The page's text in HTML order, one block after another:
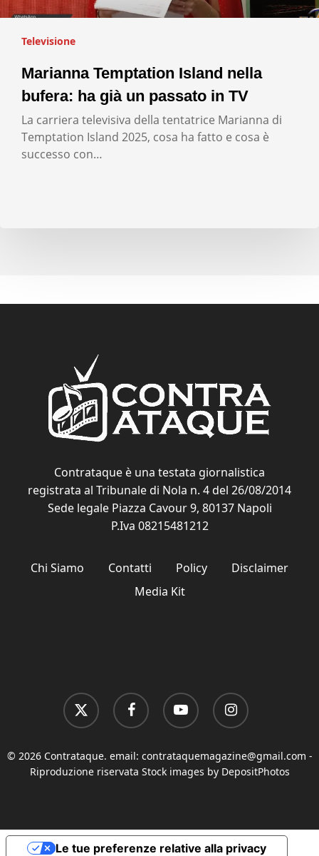
Televisione
Marianna Temptation Island nella
bufera: ha già un passato in TV
La carriera televisiva della tentatrice Marianna di
Temptation Island 2025, cosa ha fatto e cosa è
successo con…
Contrataque è una testata giornalistica
registrata al Tribunale di Nola n. 4 del 26/08/2014
Sede legale Piazza Cavour 9, 80137 Napoli
P.Iva 08215481212
Chi Siamo Contatti Policy
Disclaimer
Media Kit
x-
twitter
facebook youtube instagram
© 2026 Contrataque. email: contrataquemagazine@gmail.com -
Riproduzione riservata Stock images by DepositPhotos
Le tue preferenze relative alla privacy